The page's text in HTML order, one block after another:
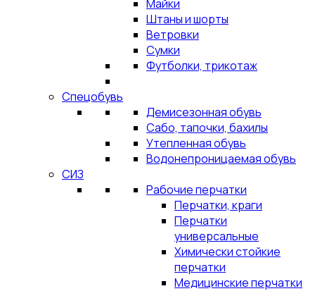
Майки
Штаны и шорты
Ветровки
Сумки
Футболки, трикотаж
Спецобувь
Демисезонная обувь
Сабо, тапочки, бахилы
Утепленная обувь
Водонепроницаемая обувь
СИЗ
Рабочие перчатки
Перчатки, краги
Перчатки
универсальные
Химически стойкие
перчатки
Медицинские перчатки